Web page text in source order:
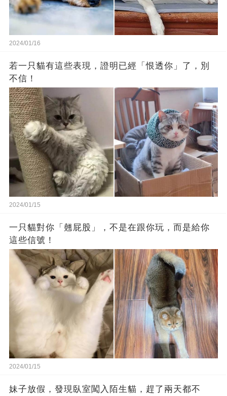
2024/01/16
若一只貓有這些表現，證明已經「恨透你」了，別
不信！
2024/01/15
一只貓對你「翹屁股」，不是在跟你玩，而是給你
這些信號！
2024/01/15
妹子放假，發現臥室闖入陌生貓，趕了兩天都不